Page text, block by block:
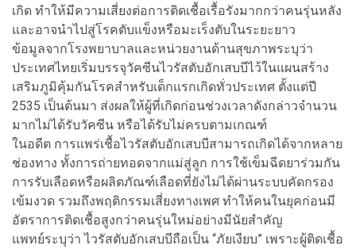
เกิด ทำให้มีความเสี่ยงต่อการติดเชื้อเรื้อรังมากกว่าคนรุ่นหลัง
และอาจนำไปสู่โรคตับแข็งหรือมะเร็งตับในระยะยาว
ข้อมูลจากโรงพยาบาลและหน่วยงานด้านสุขภาพระบุว่า
ประเทศไทยเริ่มบรรจุวัคซีนไวรัสตับอักเสบบีไว้ในแผนสร้าง
เสริมภูมิคุ้มกันโรคสำหรับเด็กแรกเกิดทั่วประเทศ ตั้งแต่ปี
2535 เป็นต้นมา ส่งผลให้ผู้ที่เกิดก่อนช่วงเวลาดังกล่าวจำนวน
มากไม่ได้รับวัคซีน หรือได้รับไม่ครบตามเกณฑ์
ในอดีต การแพร่เชื้อไวรัสตับอักเสบบีสามารถเกิดได้จากหลาย
ช่องทาง ทั้งการถ่ายทอดจากแม่สู่ลูก การใช้เข็มฉีดยาร่วมกัน
การรับเลือดหรือผลิตภัณฑ์เลือดที่ยังไม่ได้ผ่านระบบคัดกรอง
เข้มงวด รวมถึงพฤติกรรมเสี่ยงทางเพศ ทำให้คนในยุคก่อนมี
อัตราการติดเชื้อสูงกว่าคนรุ่นใหม่อย่างมีนัยสำคัญ
แพทย์ระบุว่า ไวรัสตับอักเสบบีถือเป็น “ภัยเงียบ” เพราะผู้ติดเชื้อ